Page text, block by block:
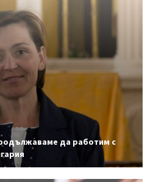
да работим с